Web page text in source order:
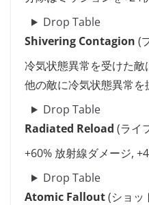
Drop Table
Shivering Contagion (
冷気状態異常を受けた
他の敵に冷気状態異常を
Drop Table
Radiated Reload (ライ
+60% 放射線ダメージ,
Drop Table
Atomic Fallout(ショッ